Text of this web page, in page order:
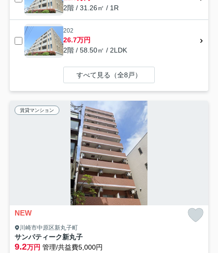
2階 / 31.26㎡ / 1R
202
26.7万円
2階 / 58.50㎡ / 2LDK
すべて見る（全8戸）
賃貸マンション
NEW
川崎市中原区新丸子町
サンパティーク新丸子
9.2万円 管理/共益費5,000円